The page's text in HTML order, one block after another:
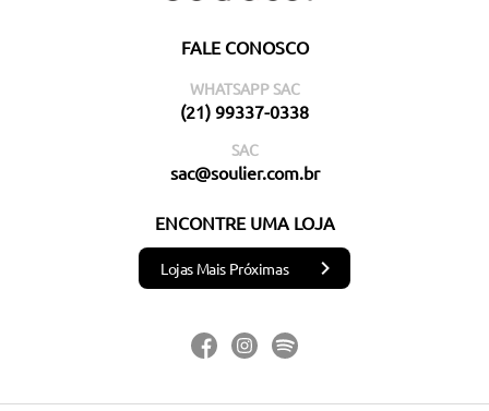
FALE CONOSCO
WHATSAPP SAC
(21) 99337-0338
SAC
sac@soulier.com.br
ENCONTRE UMA LOJA
Lojas Mais Próximas